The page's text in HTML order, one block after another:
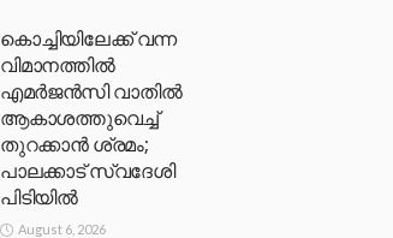
കൊച്ചിയിലേക്ക് വന്ന
വിമാനത്തിൽ
എമർജൻസി വാതിൽ
ആകാശത്തുവെച്ച്
തുറക്കാൻ ശ്രമം;
പാലക്കാട് സ്വദേശി
പിടിയിൽ
August 6, 2026